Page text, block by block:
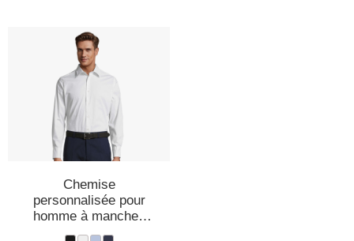
Chemise
personnalisée pour
homme à manches
longues